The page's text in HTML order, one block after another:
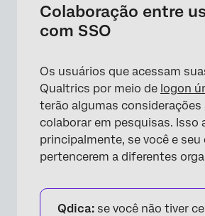
Colaboração entre
com SSO
Os usuários que acessam
Qualtrics por meio de logon
terão algumas considerações
colaborar em pesquisas. Isso
principalmente, se você e
pertencerem a diferentes
Qdica: se você não tiver